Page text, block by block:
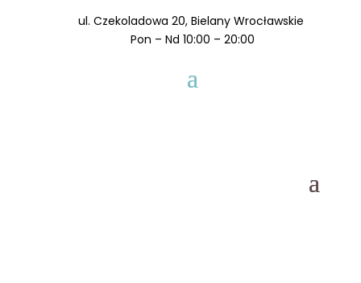
ul. Czekoladowa 20, Bielany Wrocławskie
Pon – Nd 10:00 – 20:00